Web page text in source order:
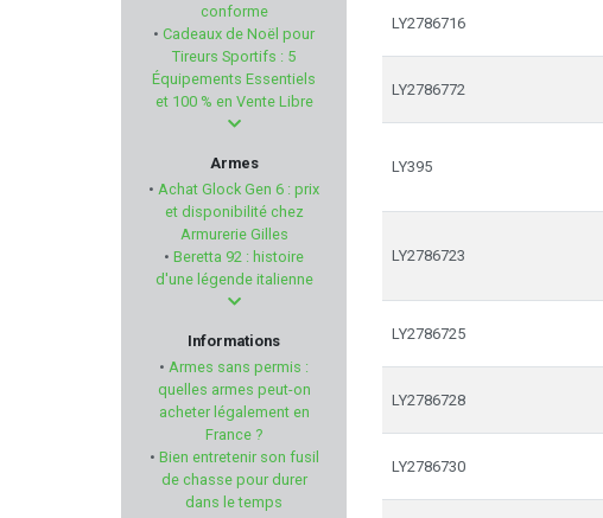
Primary Arms
BURRIS
STALON
HISTORIA LOISIRS
MTM
CHAPUIS ARMES
KITE OPTICS
conforme
• Cadeaux de Noël pour
Tireurs Sportifs : 5
Équipements Essentiels
et 100 % en Vente Libre
Armes
• Achat Glock Gen 6 : prix
et disponibilité chez
Armurerie Gilles
• Beretta 92 : histoire
d'une légende italienne
Informations
• Armes sans permis :
quelles armes peut-on
acheter légalement en
France ?
• Bien entretenir son fusil
de chasse pour durer
dans le temps
LY2786716
LY2786772
LY395
LY2786723
LY2786725
LY2786728
LY2786730